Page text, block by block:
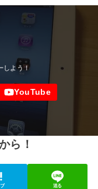
ら！
送る